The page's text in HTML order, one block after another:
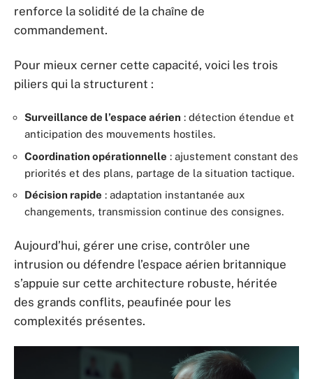
renforce la solidité de la chaîne de
commandement.
Pour mieux cerner cette capacité, voici les trois
piliers qui la structurent :
Surveillance de l’espace aérien : détection étendue et
anticipation des mouvements hostiles.
Coordination opérationnelle : ajustement constant des
priorités et des plans, partage de la situation tactique.
Décision rapide : adaptation instantanée aux
changements, transmission continue des consignes.
Aujourd’hui, gérer une crise, contrôler une
intrusion ou défendre l’espace aérien britannique
s’appuie sur cette architecture robuste, héritée
des grands conflits, peaufinée pour les
complexités présentes.